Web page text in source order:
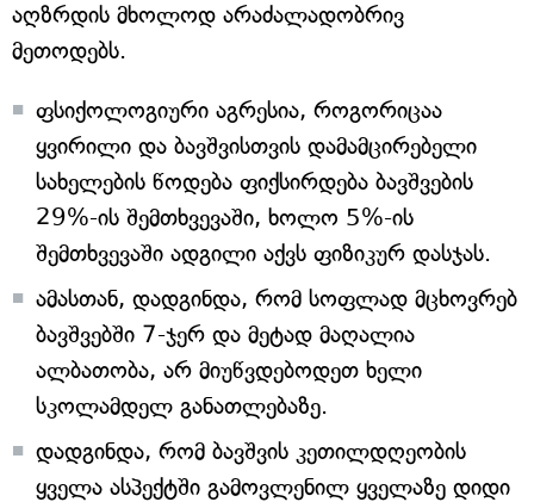
აღზრდის მხოლოდ არაძალადობრივ
მეთოდებს.
ფსიქოლოგიური აგრესია, როგორიცაა
ყვირილი და ბავშვისთვის დამამცირებელი
სახელების წოდება ფიქსირდება ბავშვების
29%-ის შემთხვევაში, ხოლო 5%-ის
შემთხვევაში ადგილი აქვს ფიზიკურ დასჯას.
ამასთან, დადგინდა, რომ სოფლად მცხოვრებ
ბავშვებში 7-ჯერ და მეტად მაღალია
ალბათობა, არ მიუწვდებოდეთ ხელი
სკოლამდელ განათლებაზე.
დადგინდა, რომ ბავშვის კეთილდღეობის
ყველა ასპექტში გამოვლენილ ყველაზე დიდი